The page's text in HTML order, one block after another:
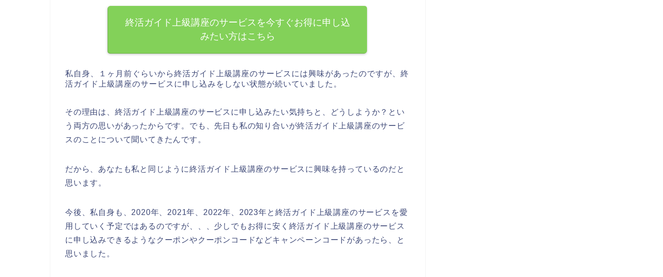
終活ガイド上級講座のサービスを今すぐお得に申し込
みたい方はこちら
私自身、１ヶ月前ぐらいから終活ガイド上級講座のサービスには興味があったのですが、終
活ガイド上級講座のサービスに申し込みをしない状態が続いていました。
その理由は、終活ガイド上級講座のサービスに申し込みたい気持ちと、どうしようか？とい
う両方の思いがあったからです。でも、先日も私の知り合いが終活ガイド上級講座のサービ
スのことについて聞いてきたんです。
だから、あなたも私と同じように終活ガイド上級講座のサービスに興味を持っているのだと
思います。
今後、私自身も、2020年、2021年、2022年、2023年と終活ガイド上級講座のサービスを愛
用していく予定ではあるのですが、、、少しでもお得に安く終活ガイド上級講座のサービス
に申し込みできるようなクーポンやクーポンコードなどキャンペーンコードがあったら、と
思いました。